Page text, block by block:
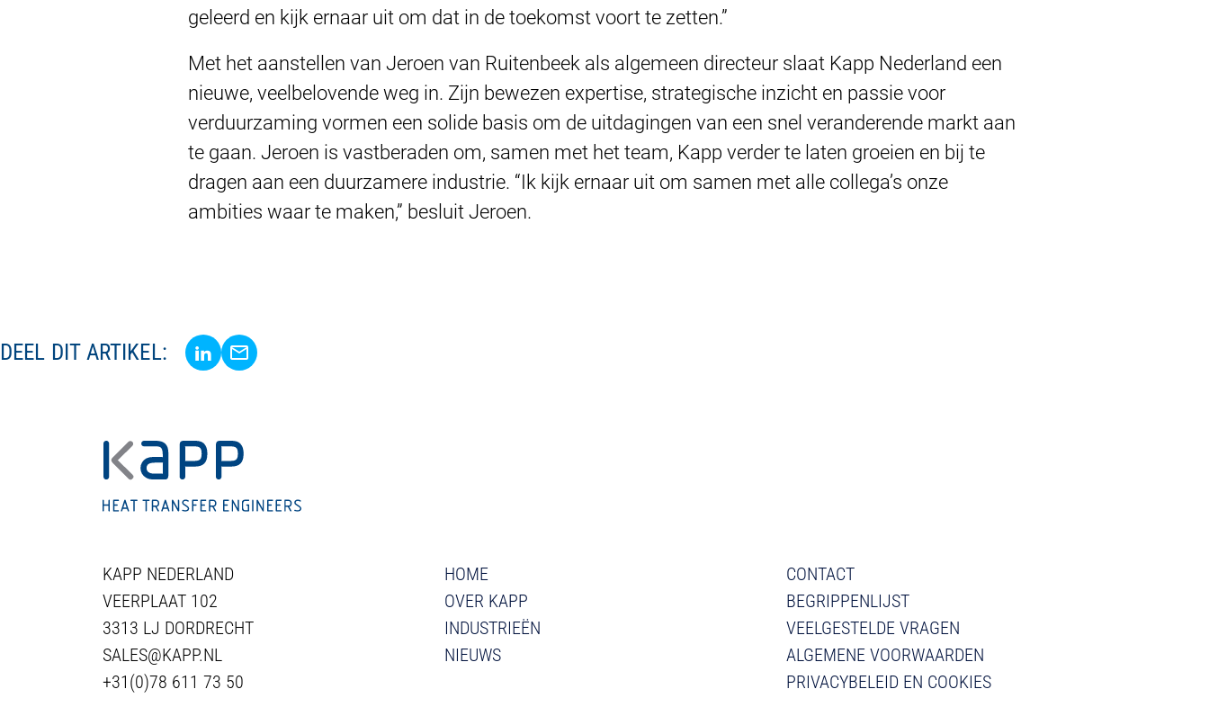
geleerd en kijk ernaar uit om dat in de toekomst voort te zetten.”
Met het aanstellen van Jeroen van Ruitenbeek als algemeen directeur slaat Kapp Nederland een
nieuwe, veelbelovende weg in. Zijn bewezen expertise, strategische inzicht en passie voor
verduurzaming vormen een solide basis om de uitdagingen van een snel veranderende markt aan
te gaan. Jeroen is vastberaden om, samen met het team, Kapp verder te laten groeien en bij te
dragen aan een duurzamere industrie. “Ik kijk ernaar uit om samen met alle collega’s onze
ambities waar te maken,” besluit Jeroen.
DEEL DIT ARTIKEL: Delen via LinkedIn
Delen via E-Mail
KAPP NEDERLAND
VEERPLAAT 102
3313 LJ DORDRECHT
SALES@KAPP.NL
+31(0)78 611 73 50
HOME
OVER KAPP
INDUSTRIEËN
NIEUWS
CONTACT
BEGRIPPENLIJST
VEELGESTELDE VRAGEN
ALGEMENE VOORWAARDEN
PRIVACYBELEID EN COOKIES